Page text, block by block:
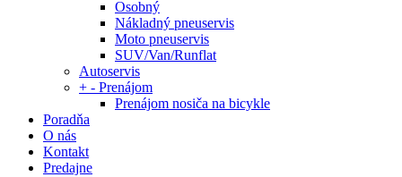
Osobný
Nákladný pneuservis
Moto pneuservis
SUV/Van/Runflat
Autoservis
+ - Prenájom
Prenájom nosiča na bicykle
Poradňa
O nás
Kontakt
Predajne